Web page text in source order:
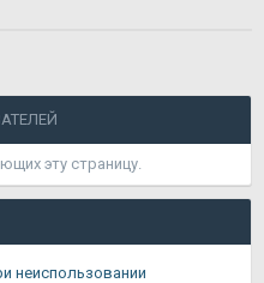
эту страницу.
неиспользовании